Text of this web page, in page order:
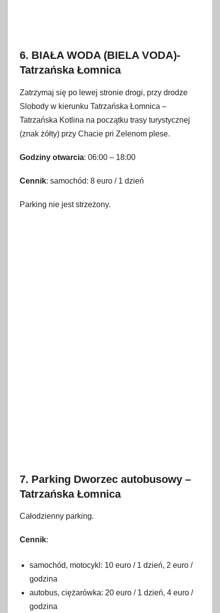
6. BIAŁA WODA (BIELA VODA)-
Tatrzańska Łomnica
Zatrzymaj się po lewej stronie drogi, przy drodze
Slobody w kierunku Tatrzańska Łomnica –
Tatrzańska Kotlina na początku trasy turystycznej
(znak żółty) przy Chacie pri Zelenom plese.
Godziny otwarcia: 06:00 – 18:00
Cennik: samochód: 8 euro / 1 dzień
Parking nie jest strzeżony.
7. Parking Dworzec autobusowy –
Tatrzańska Łomnica
Całodzienny parking.
Cennik:
samochód, motocykl: 10 euro / 1 dzień, 2 euro /
godzina
autobus, ciężarówka: 20 euro / 1 dzień, 4 euro /
godzina